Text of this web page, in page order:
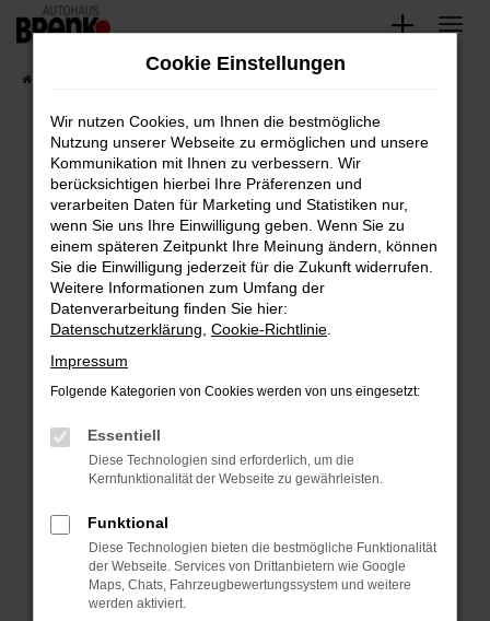
Zum
springen
Unsere Fahrzeuge
Fehler: Network Error
Beim Laden ist ein Fehler aufgetreten.
Hier sind ein paar Tipps, die dir helfen können:
Überprüfe deine Firewall und deine
Internetverbindung.
Laden andere Webseiten, zum Beispiel deine
Suchmaschine?
Prüfe deine Browsererweiterungen.
können das Laden bestimmter Seiten
verhindern. Funktioniert die Seite in einem
anderen Browser oder in einem privaten
Starte dein Gerät neu.
Das kann manchmal helfen, vorübergehende
Probleme zu beheben.
Cookie Einstellungen
Wir nutzen Cookies, um Ihnen die bestmögliche
Nutzung unserer Webseite zu ermöglichen und unsere
Kommunikation mit Ihnen zu verbessern. Wir
berücksichtigen hierbei Ihre Präferenzen und
verarbeiten Daten für Marketing und Statistiken nur,
wenn Sie uns Ihre Einwilligung geben. Wenn Sie zu
einem späteren Zeitpunkt Ihre Meinung ändern, können
Sie die Einwilligung jederzeit für die Zukunft widerrufen.
Weitere Informationen zum Umfang der
Datenverarbeitung finden Sie hier:
Datenschutzerklärung Cookie-Richtlinie
Impressum
Folgende Kategorien von Cookies werden von uns eingesetzt:
Essentiell
Diese Technologien sind erforderlich, um die
Kernfunktionalität der Webseite zu gewährleisten.
Funktional
Diese Technologien bieten die bestmögliche Funktionalität
der Webseite. Services von Drittanbietern wie Google
Maps, Chats, Fahrzeugbewertungssystem und weitere
werden aktiviert.